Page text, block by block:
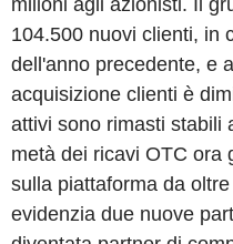
104.500 nuovi clienti, in
dell'anno precedente, e
acquisizione clienti è
attivi sono rimasti stabili
metà dei ricavi OTC ora
sulla piattaforma da
evidenzia due nuove